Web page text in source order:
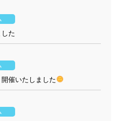
た
催いたしました